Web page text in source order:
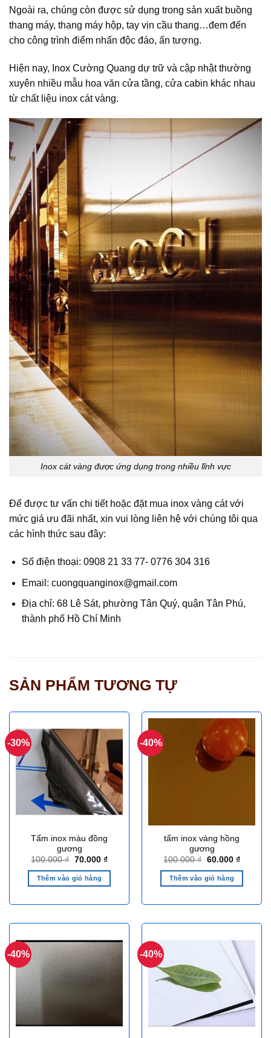
Ngoài ra, chúng còn được sử dụng trong sản xuất buồng
thang máy, thang máy hộp, tay vịn cầu thang…đem đến
cho công trình điểm nhấn độc đáo, ấn tượng.
Hiện nay, Inox Cường Quang dự trữ và cập nhật thường
xuyên nhiều mẫu hoa văn cửa tầng, cửa cabin khác nhau
từ chất liệu inox cát vàng.
Inox cát vàng được ứng dụng trong nhiều lĩnh vực
Để được tư vấn chi tiết hoặc đặt mua inox vàng cát với
mức giá ưu đãi nhất, xin vui lòng liên hệ với chúng tôi qua
các hình thức sau đây:
Số điện thoại: 0908 21 33 77- 0776 304 316
Email: cuongquanginox@gmail.com
Địa chỉ: 68 Lê Sát, phường Tân Quý, quận Tân Phú,
thành phố Hồ Chí Minh
SẢN PHẨM TƯƠNG TỰ
-30%
Tấm inox màu đồng
gương
100.000₫ Giá
là:
100.000 ₫.
70.000 ₫Giá
Thêm vào giỏ hàng
-40%
tấm inox vàng hồng
gương
100.000₫ Giá
là:
100.000 ₫.
60.000 ₫Giá
Thêm vào giỏ hàng
-40% -40%